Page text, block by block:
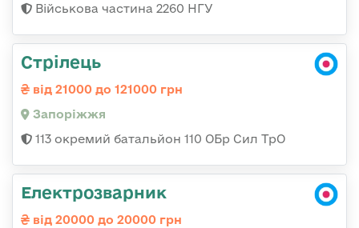
Військова частина 2260 НГУ
Стрілець
від 21000 до 121000 грн
Запоріжжя
113 окремий батальйон 110 ОБр Сил ТрО
Електрозварник
від 20000 до 20000 грн